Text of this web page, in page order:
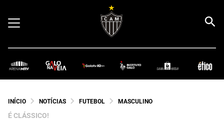
INÍCIO NOTÍCIAS FUTEBOL MASCULINO
É CLÁSSICO!